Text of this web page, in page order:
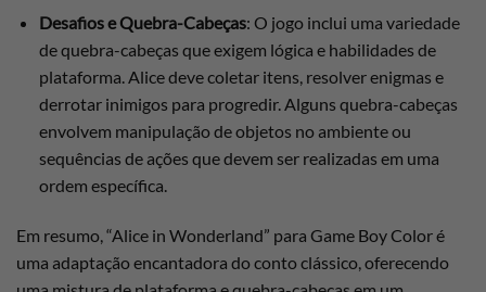
Desafios e Quebra-Cabeças: O jogo inclui uma variedade
de quebra-cabeças que exigem lógica e habilidades de
plataforma. Alice deve coletar itens, resolver enigmas e
derrotar inimigos para progredir. Alguns quebra-cabeças
envolvem manipulação de objetos no ambiente ou
sequências de ações que devem ser realizadas em uma
ordem específica.
Em resumo, “Alice in Wonderland” para Game Boy Color é
uma adaptação encantadora do conto clássico, oferecendo